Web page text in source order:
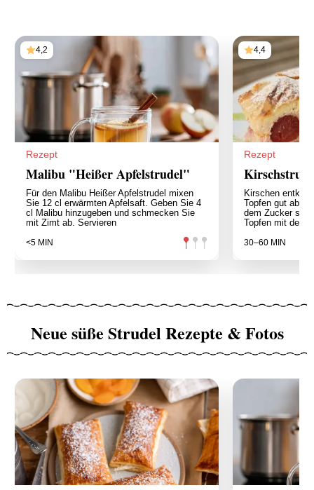
4,2
Rezept
Malibu "Heißer Apfelstrudel"
Für den Malibu Heißer Apfelstrudel mixen
Sie 12 cl erwärmten Apfelsaft. Geben Sie 4
cl Malibu hinzugeben und schmecken Sie
mit Zimt ab. Servieren
<5 MIN
4,4
Rezept
Kirschen
Topfen gut
dem Zucker
Topfen mit der
30–60 MIN
Neue süße Strudel Rezepte & Fotos